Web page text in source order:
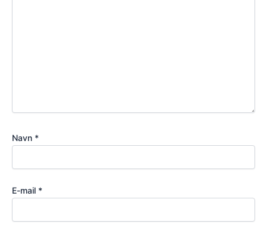
Navn *
E-mail *